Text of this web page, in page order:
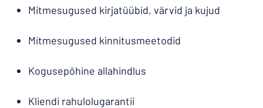
Mitmesugused kirjatüübid, värvid ja kujud
Mitmesugused kinnitusmeetodid
Kogusepõhine allahindlus
Kliendi rahulolugarantii